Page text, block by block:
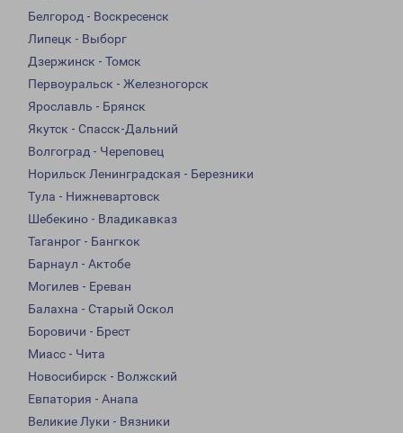
Белгород - Воскресенск
Липецк - Выборг
Дзержинск - Томск
Первоуральск - Железногорск
Ярославль - Брянск
Якутск - Спасск-Дальний
Волгоград - Череповец
Норильск Ленинградская - Березники
Тула - Нижневартовск
Шебекино - Владикавказ
Таганрог - Бангкок
Барнаул - Актобе
Могилев - Ереван
Балахна - Старый Оскол
Боровичи - Брест
Миасс - Чита
Новосибирск - Волжский
Евпатория - Анапа
Великие Луки - Вязники